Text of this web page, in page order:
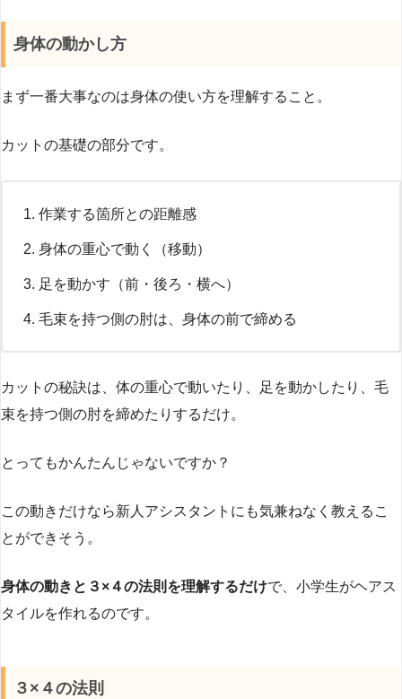
身体の動かし方
まず一番大事なのは身体の使い方を理解すること。
カットの基礎の部分です。
作業する箇所との距離感
身体の重心で動く（移動）
足を動かす（前・後ろ・横へ）
毛束を持つ側の肘は、身体の前で締める
カットの秘訣は、体の重心で動いたり、足を動かしたり、毛
束を持つ側の肘を締めたりするだけ。
とってもかんたんじゃないですか？
この動きだけなら新人アシスタントにも気兼ねなく教えるこ
とができそう。
身体の動きと３×４の法則を理解するだけで、小学生がヘアス
タイルを作れるのです。
３×４の法則